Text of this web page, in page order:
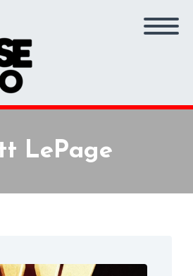
LePage